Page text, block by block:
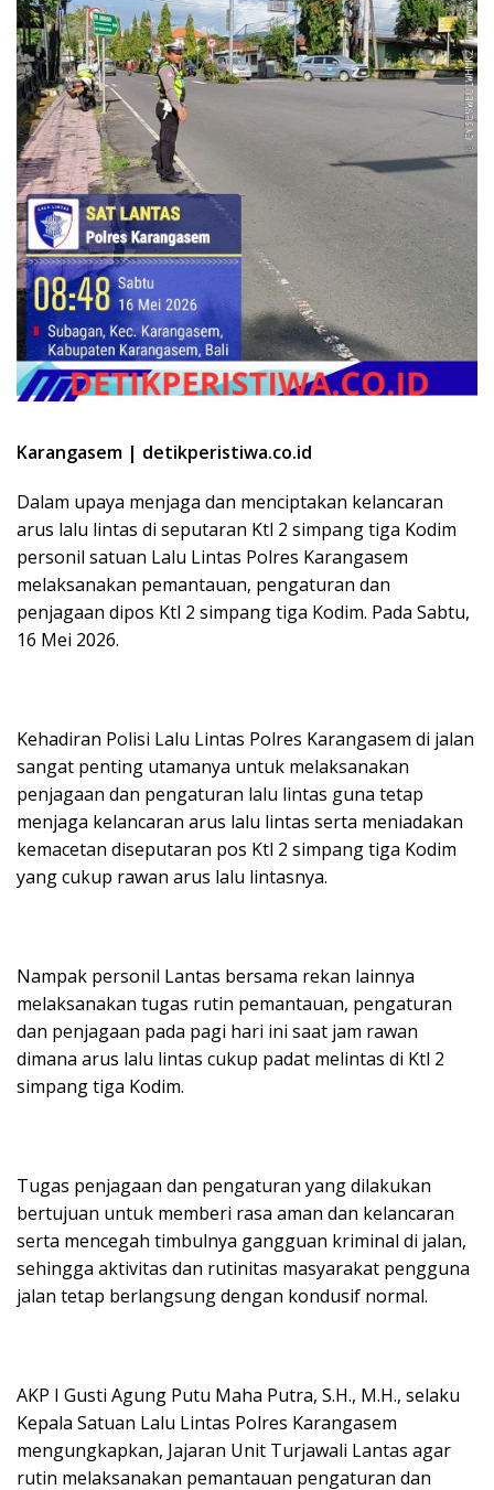
Karangasem | detikperistiwa.co.id
Dalam upaya menjaga dan menciptakan kelancaran
arus lalu lintas di seputaran Ktl 2 simpang tiga Kodim
personil satuan Lalu Lintas Polres Karangasem
melaksanakan pemantauan, pengaturan dan
penjagaan dipos Ktl 2 simpang tiga Kodim. Pada Sabtu,
16 Mei 2026.
Kehadiran Polisi Lalu Lintas Polres Karangasem di jalan
sangat penting utamanya untuk melaksanakan
penjagaan dan pengaturan lalu lintas guna tetap
menjaga kelancaran arus lalu lintas serta meniadakan
kemacetan diseputaran pos Ktl 2 simpang tiga Kodim
yang cukup rawan arus lalu lintasnya.
Nampak personil Lantas bersama rekan lainnya
melaksanakan tugas rutin pemantauan, pengaturan
dan penjagaan pada pagi hari ini saat jam rawan
dimana arus lalu lintas cukup padat melintas di Ktl 2
simpang tiga Kodim.
Tugas penjagaan dan pengaturan yang dilakukan
bertujuan untuk memberi rasa aman dan kelancaran
serta mencegah timbulnya gangguan kriminal di jalan,
sehingga aktivitas dan rutinitas masyarakat pengguna
jalan tetap berlangsung dengan kondusif normal.
AKP I Gusti Agung Putu Maha Putra, S.H., M.H., selaku
Kepala Satuan Lalu Lintas Polres Karangasem
mengungkapkan, Jajaran Unit Turjawali Lantas agar
rutin melaksanakan pemantauan pengaturan dan